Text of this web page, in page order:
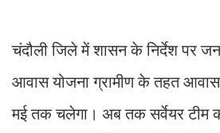
चंदौली जिले में शासन के निर्देश पर
आवास योजना ग्रामीण के तहत आवास
मई तक चलेगा। अब तक सर्वेयर टीम